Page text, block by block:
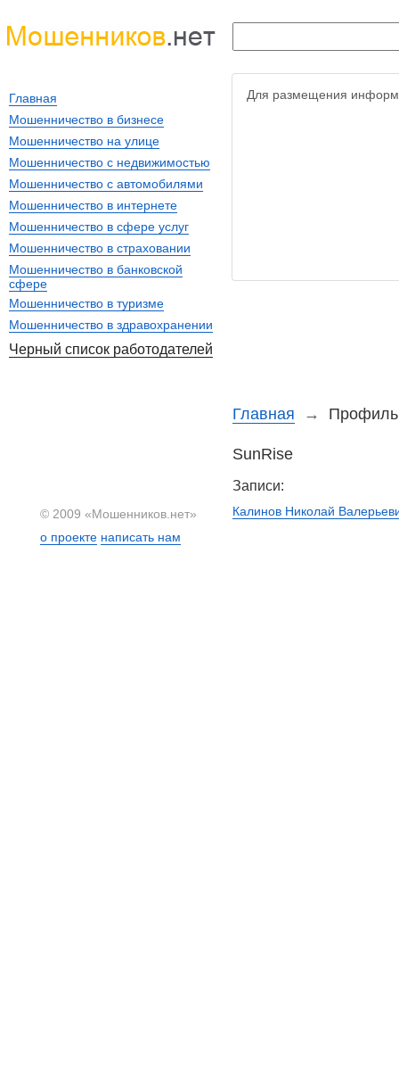
Для размещения
Главная → Профиль
SunRise
Записи:
Калинов Николай
Главная
Мошенничество в бизнесе
Мошенничество на улице
Мошенничество с недвижимостью
Мошенничество с автомобилями
Мошенничество в интернете
Мошенничество в сфере услуг
Мошенничество в страховании
Мошенничество в банковской
сфере
Мошенничество в туризме
Мошенничество в здравохранении
Черный список работодателей
© 2009 «Мошенников.нет»
о проекте написать нам